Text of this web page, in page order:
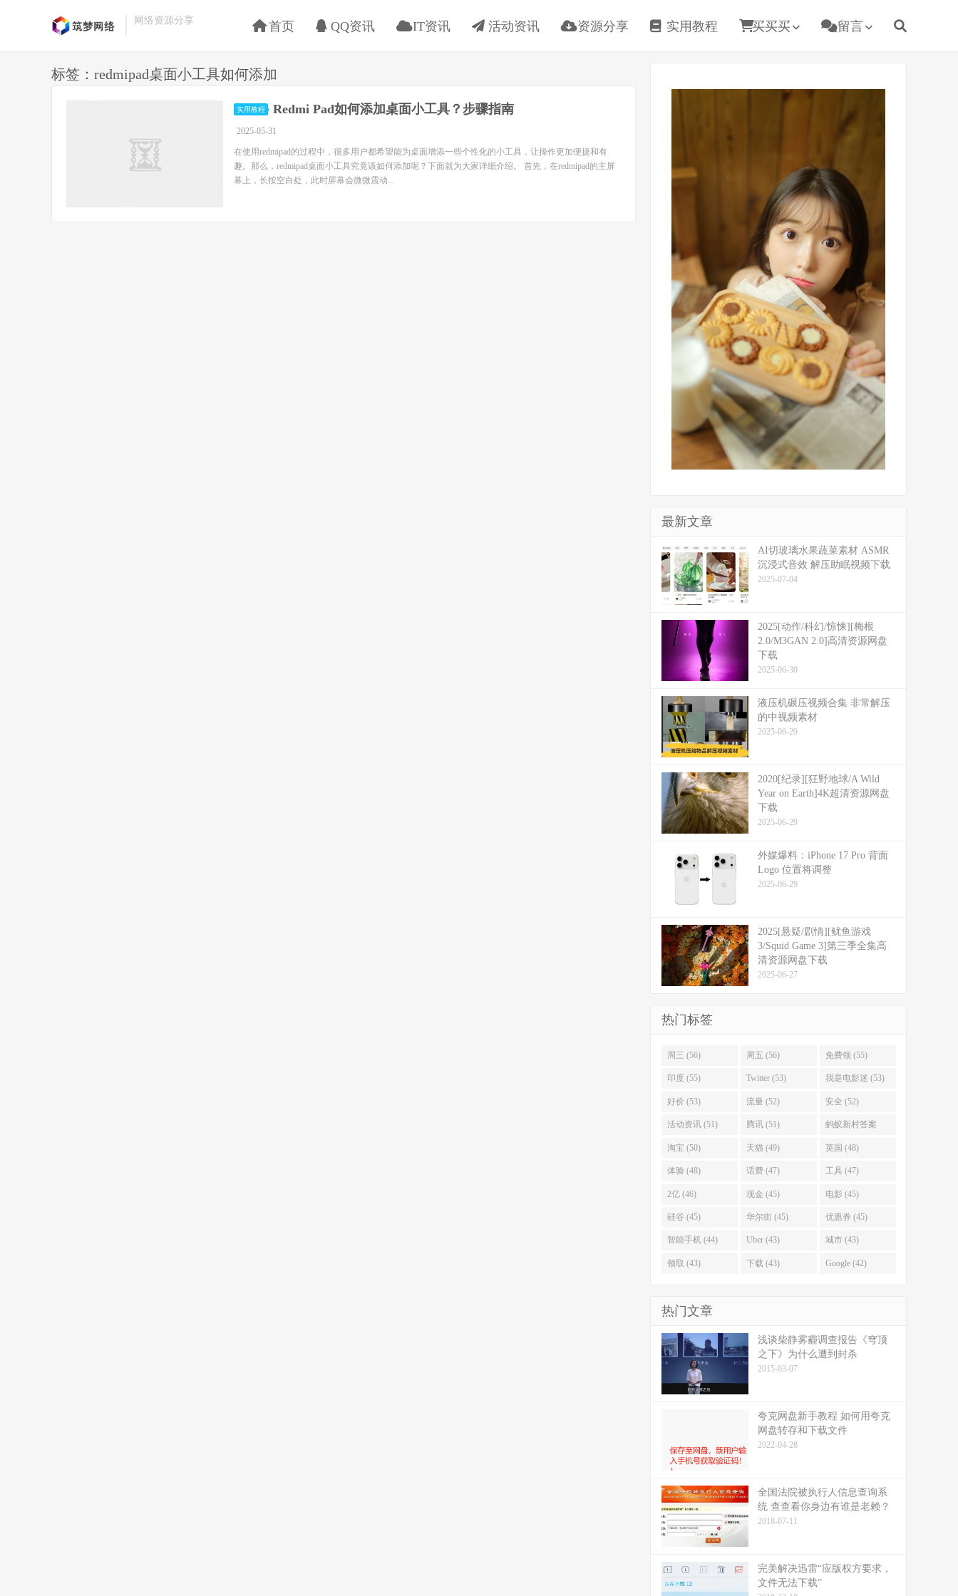
网络资源分享 首页 QQ资讯 IT资讯 活动资讯 资源分享 实用教程 买买买 留言
标签：redmipad桌面小工具如何添加
实用教程 Redmi Pad如何添加桌面小工具？步骤指南
2025-05-31
在使用redmipad的过程中，很多用户都希望能为桌面增添一些个性化的小工具，让操作更加便捷和有
趣。那么，redmipad桌面小工具究竟该如何添加呢？下面就为大家详细介绍。 首先，在redmipad的主屏
幕上，长按空白处，此时屏幕会微微震动...
最新文章
​​AI切玻璃水果蔬菜素材 ASMR
沉浸式音效 解压助眠视频下载
2025-07-04
2025[动作/科幻/惊悚][梅根
2.0/M3GAN 2.0]高清资源网盘
下载
2025-06-30
液压机碾压视频合集 非常解压
的中视频素材
2025-06-29
2020[纪录][狂野地球/A Wild
Year on Earth]4K超清资源网盘
下载
2025-06-29
外媒爆料：​​iPhone 17 Pro 背面
Logo 位置将调整​​
2025-06-29
2025[悬疑/剧情][鱿鱼游戏
3/Squid Game 3]第三季全集高
清资源网盘下载
2025-06-27
热门标签
周三 (56) 周五 (56) 免费领 (55)
印度 (55) Twitter (53) 我是电影迷 (53)
好价 (53) 流量 (52) 安全 (52)
活动资讯 (51) 腾讯 (51) 蚂蚁新村答案
(51)
淘宝 (50) 天猫 (49) 英国 (48)
体验 (48) 话费 (47) 工具 (47)
2亿 (46) 现金 (45) 电影 (45)
硅谷 (45) 华尔街 (45) 优惠券 (45)
智能手机 (44) Uber (43) 城市 (43)
领取 (43) 下载 (43) Google (42)
热门文章
浅谈柴静雾霾调查报告《穹顶
之下》为什么遭到封杀
2015-03-07
夸克网盘新手教程 如何用夸克
网盘转存和下载文件
2022-04-28
全国法院被执行人信息查询系
统 查查看你身边有谁是老赖？
2018-07-11
完美解决迅雷“应版权方要求，
文件无法下载”